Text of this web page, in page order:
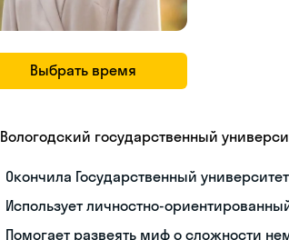
Выбрать время
Вологодский государственный
Окончила Государственный
Использует личностно-
Помогает развеять миф о сложности